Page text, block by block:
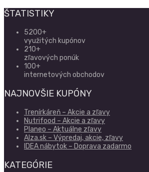
ŠTATISTIKY
5200+
využitých kupónov
210+
zľavových ponúk
100+
internetových obchodov
NAJNOVŠIE KUPÓNY
Trenírkáreň – Akcie a zľavy
Nutrifood – Akcie a zľavy
Planeo – Aktuálne zľavy
Alza.sk – Výpredaj, akcie, zľavy
IDEA nábytok – Doprava zadarmo
KATEGÓRIE